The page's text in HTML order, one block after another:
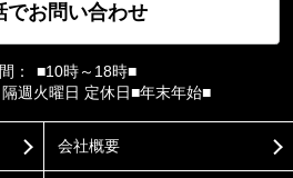
でお問い合わせ
：
■10時～18時■
週火曜日 定休日■年末年始■
会社概要